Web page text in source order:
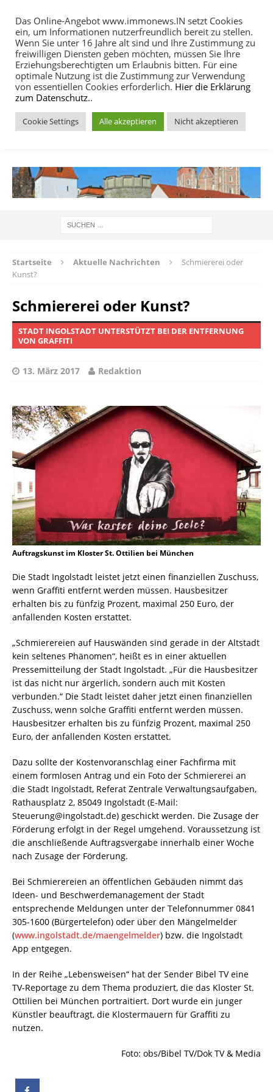
MENU
Startseite Aktuelle Nachrichten
Schmiererei oder
Kunst?
Schmiererei oder Kunst?
STADT INGOLSTADT UNTERSTÜTZT BEI DER ENTFERNUNG
VON GRAFFITI
13. März 2017 Redaktion
Auftragskunst im Kloster St. Ottilien bei München
Die Stadt Ingolstadt leistet jetzt einen finanziellen Zuschuss,
wenn Graffiti entfernt werden müssen. Hausbesitzer
erhalten bis zu fünfzig Prozent, maximal 250 Euro, der
anfallenden Kosten erstattet.
„Schmierereien auf Hauswänden sind gerade in der Altstadt
kein seltenes Phänomen“, heißt es in einer aktuellen
Pressemitteilung der Stadt Ingolstadt. „Für die Hausbesitzer
ist das nicht nur ärgerlich, sondern auch mit Kosten
verbunden.“ Die Stadt leistet daher jetzt einen finanziellen
Zuschuss, wenn solche Graffiti entfernt werden müssen.
Hausbesitzer erhalten bis zu fünfzig Prozent, maximal 250
Euro, der anfallenden Kosten erstattet.
Dazu sollte der Kostenvoranschlag einer Fachfirma mit
einem formlosen Antrag und ein Foto der Schmiererei an
die Stadt Ingolstadt, Referat Zentrale Verwaltungsaufgaben,
Rathausplatz 2, 85049 Ingolstadt (E-Mail:
Steuerung@ingolstadt.de) geschickt werden. Die Zusage der
Förderung erfolgt in der Regel umgehend. Voraussetzung ist
die anschließende Auftragsvergabe innerhalb einer Woche
nach Zusage der Förderung.
Bei Schmierereien an öffentlichen Gebäuden nimmt das
Ideen- und Beschwerdemanagement der Stadt
entsprechende Meldungen unter der Telefonnummer 0841
305-1600 (Bürgertelefon) oder über den Mängelmelder
(www.ingolstadt.de/maengelmelder) bzw. die Ingolstadt
App entgegen.
In der Reihe „Lebensweisen“ hat der Sender Bibel TV eine
TV-Reportage zu dem Thema produziert, die das Kloster St.
Ottilien bei München portraitiert. Dort wurde ein junger
Künstler beauftragt, die Klostermauern für Graffiti zu
nutzen.
Foto: obs/Bibel TV/Dok TV & Media
Das Online-Angebot www.immonews.IN setzt Cookies
ein, um Informationen nutzerfreundlich bereit zu stellen.
Wenn Sie unter 16 Jahre alt sind und Ihre Zustimmung zu
freiwilligen Diensten geben möchten, müssen Sie Ihre
Erziehungsberechtigten um Erlaubnis bitten. Für eine
optimale Nutzung ist die Zustimmung zur Verwendung
von essentiellen Cookies erforderlich. Hier die Erklärung
zum Datenschutz..
Cookie Settings Alle akzeptieren Nicht akzeptieren